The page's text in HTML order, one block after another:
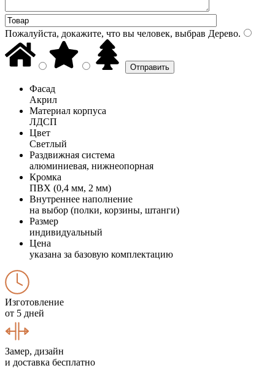
Пожалуйста, докажите, что вы человек, выбрав Дерево.
Фасад
Акрил
Материал корпуса
ЛДСП
Цвет
Светлый
Раздвижная система
алюминиевая, нижнеопорная
Кромка
ПВХ (0,4 мм, 2 мм)
Внутреннее наполнение
на выбор (полки, корзины, штанги)
Размер
индивидуальный
Цена
указана за базовую комплектацию
Изготовление
от 5 дней
Замер, дизайн
и доставка бесплатно